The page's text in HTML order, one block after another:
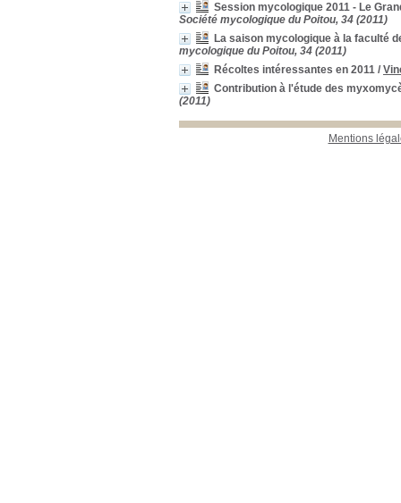
Session mycologique 2011 - Le
Société mycologique du Poitou, 34 (2011)
La saison mycologique à la faculté
mycologique du Poitou, 34 (2011)
Récoltes intéressantes en 2011 /
Contribution à l'étude des
(2011)
Mentions